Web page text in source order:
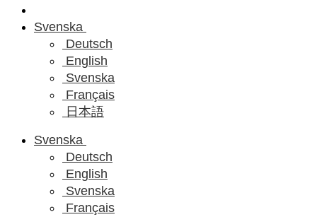
Svenska
Deutsch
English
Svenska
Français
日本語
Svenska
Deutsch
English
Svenska
Français